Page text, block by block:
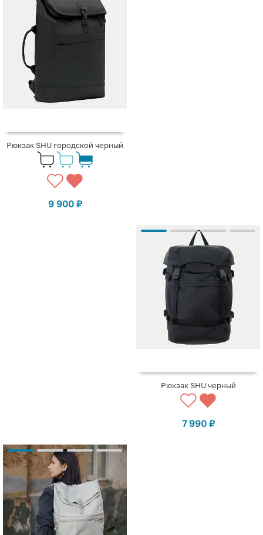
Рюкзак SHU городской черный
9 900 ₽
Рюкзак SHU черный
7 990 ₽